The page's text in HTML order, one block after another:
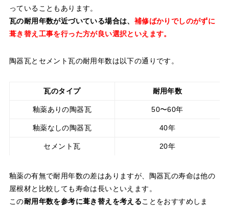
っていることもあります。
瓦の耐用年数が近づいている場合は、 補修ばかりでしのがずに
葺き替え工事を行った方が良い選択といえます。
陶器瓦とセメント瓦の耐用年数は以下の通りです。
瓦のタイプ 耐用年数
釉薬ありの陶器瓦 50〜60年
釉薬なしの陶器瓦 40年
セメント瓦 20年
釉薬の有無で耐用年数の差はありますが、陶器瓦の寿命は他の
屋根材と比較しても寿命は長いといえます。
この耐用年数を参考に葺き替えを考えることをおすすめしま